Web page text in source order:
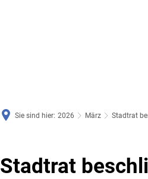
Sie sind hier: 2026 März Stadtrat
Stadtrat